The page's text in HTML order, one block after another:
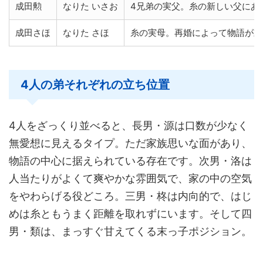
成田勲 なりた いさお 4兄弟の実父。糸の新しい父にあ
成田さほ なりた さほ 糸の実母。再婚によって物語が
4人の弟それぞれの立ち位置
4人をざっくり並べると、長男・源は口数が少なく
無愛想に見えるタイプ。ただ家族思いな面があり、
物語の中心に据えられている存在です。次男・洛は
人当たりがよくて爽やかな雰囲気で、家の中の空気
をやわらげる役どころ。三男・柊は内向的で、はじ
めは糸ともうまく距離を取れずにいます。そして四
男・類は、まっすぐ甘えてくる末っ子ポジション。